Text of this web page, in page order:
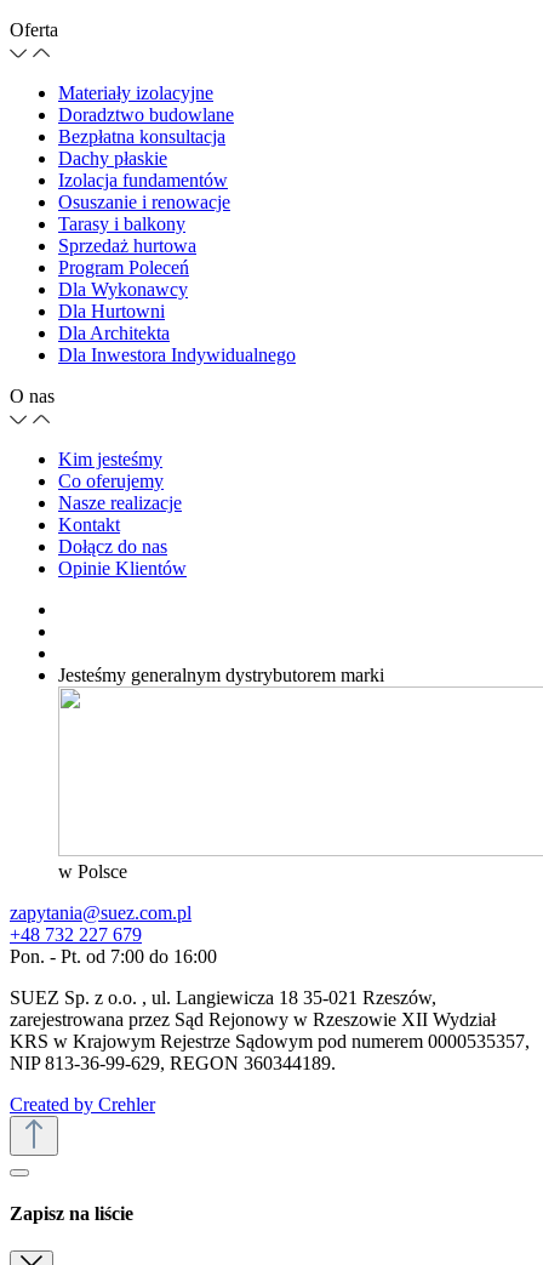
Oferta
Materiały izolacyjne
Doradztwo budowlane
Bezpłatna konsultacja
Dachy płaskie
Izolacja fundamentów
Osuszanie i renowacje
Tarasy i balkony
Sprzedaż hurtowa
Program Poleceń
Dla Wykonawcy
Dla Hurtowni
Dla Architekta
Dla Inwestora Indywidualnego
O nas
Kim jesteśmy
Co oferujemy
Nasze realizacje
Kontakt
Dołącz do nas
Opinie Klientów
Jesteśmy generalnym dystrybutorem marki
w Polsce
zapytania@suez.com.pl
+48 732 227 679
Pon. - Pt. od 7:00 do 16:00
SUEZ Sp. z o.o. , ul. Langiewicza 18 35-021 Rzeszów,
zarejestrowana przez Sąd Rejonowy w Rzeszowie XII Wydział
KRS w Krajowym Rejestrze Sądowym pod numerem 0000535357,
NIP 813-36-99-629, REGON 360344189.
Created by Crehler
Zapisz na liście